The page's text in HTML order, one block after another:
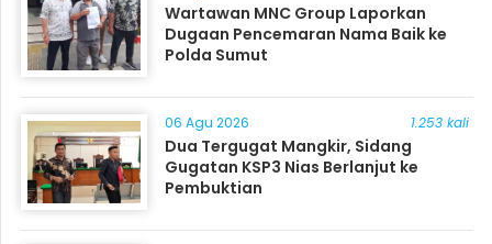
Wartawan MNC Group Laporkan
Dugaan Pencemaran Nama Baik ke
Polda Sumut
06 Agu 2026 1.253 kali
Dua Tergugat Mangkir, Sidang
Gugatan KSP3 Nias Berlanjut ke
Pembuktian